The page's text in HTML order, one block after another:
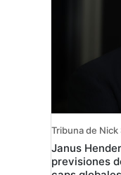
Tribuna de Nick
Janus
previsiones